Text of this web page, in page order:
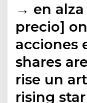
→ en alza
precio]
acciones
shares
rise un
rising